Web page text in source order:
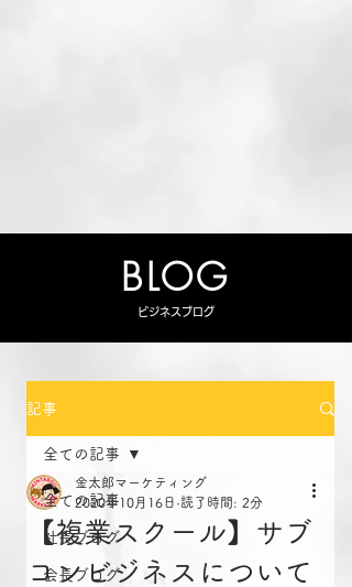
BLOG
ビジネスブログ
記事
全ての記事
社長ブログ
会長ブログ
全ての記事
【複業スクール】サブ
コンビジネスについて
金太郎マーケティング
2020年10月16日 読了時間: 2分